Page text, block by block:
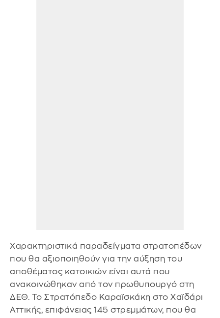
Χαρακτηριστικά παραδείγματα στρατοπέδων
που θα αξιοποιηθούν για την αύξηση του
αποθέματος κατοικιών είναι αυτά που
ανακοινώθηκαν από τον πρωθυπουργό στη
ΔΕΘ. Το Στρατόπεδο Καραϊσκάκη στο Χαϊδάρι
Αττικής, επιφάνειας 145 στρεμμάτων, που θα